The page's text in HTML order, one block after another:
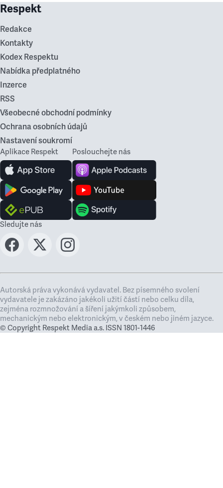
Respekt
Redakce
Kontakty
Kodex Respektu
Nabídka předplatného
Inzerce
RSS
Všeobecné obchodní podmínky
Ochrana osobních údajů
Nastavení soukromí
Aplikace Respekt Poslouchejte nás
Sledujte nás
Autorská práva vykonává vydavatel. Bez písemného svolení
vydavatele je zakázáno jakékoli užití částí nebo celku díla,
zejména rozmnožování a šíření jakýmkoli způsobem,
mechanickým nebo elektronickým, v českém nebo jiném jazyce.
© Copyright Respekt Media a.s. ISSN 1801-1446